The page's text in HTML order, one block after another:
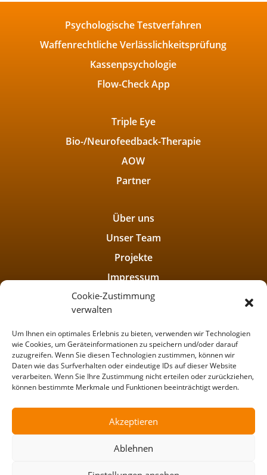
Cookie-Zustimmung
verwalten
Um Ihnen ein optimales Erlebnis zu bieten, verwenden wir Technologien
wie Cookies, um Geräteinformationen zu speichern und/oder darauf
zuzugreifen. Wenn Sie diesen Technologien zustimmen, können wir
Daten wie das Surfverhalten oder eindeutige IDs auf dieser Website
verarbeiten. Wenn Sie Ihre Zustimmung nicht erteilen oder zurückziehen,
können bestimmte Merkmale und Funktionen beeinträchtigt werden.
Akzeptieren
Ablehnen
Psychologische Testverfahren
Waffenrechtliche Verlässlichkeitsprüfung
Kassenpsychologie
Flow-Check App
Triple Eye
Bio-/Neurofeedback-Therapie
AOW
Partner
Über uns
Unser Team
Projekte
Impressum
Datenschutzerklärung